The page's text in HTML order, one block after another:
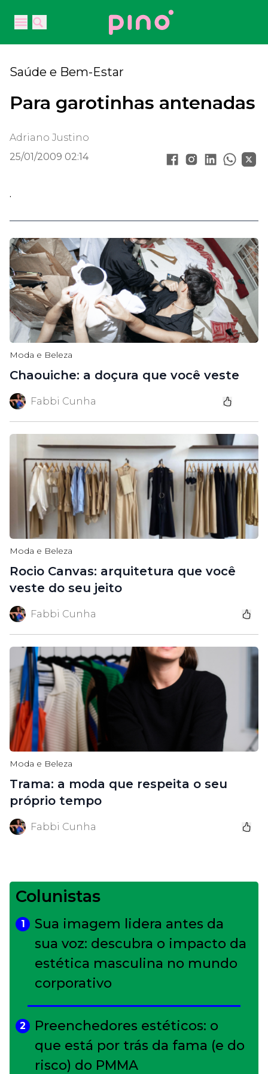
Open main menu
Open main menu
Your Company
Saúde e Bem-Estar
Para garotinhas antenadas
Adriano Justino
25/01/2009 02:14
.
Moda e Beleza
Chaouiche: a doçura que você veste
Fabbi Cunha
Moda e Beleza
Rocio Canvas: arquitetura que você
veste do seu jeito
Fabbi Cunha
Moda e Beleza
Trama: a moda que respeita o seu
próprio tempo
Fabbi Cunha
Colunistas
1
Sua imagem lidera antes da
sua voz: descubra o impacto da
estética masculina no mundo
corporativo
2
Preenchedores estéticos: o
que está por trás da fama (e do
risco) do PMMA